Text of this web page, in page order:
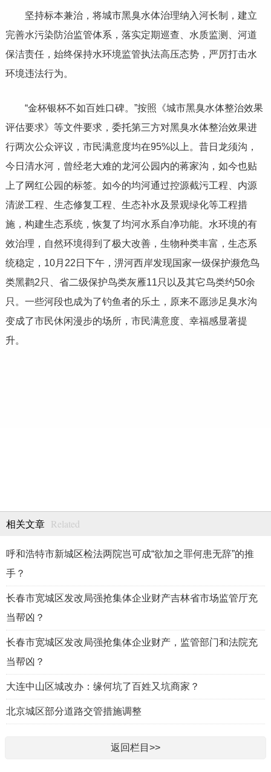
坚持标本兼治，将城市黑臭水体治理纳入河长制，建立
完善水污染防治监管体系，落实定期巡查、水质监测、河道
保洁责任，始终保持水环境监管执法高压态势，严厉打击水
环境违法行为。
“金杯银杯不如百姓口碑。”按照《城市黑臭水体整治效果
评估要求》等文件要求，委托第三方对黑臭水体整治效果进
行两次公众评议，市民满意度均在95%以上。昔日龙须沟，
今日清水河，曾经老大难的龙河公园内的蒋家沟，如今也贴
上了网红公园的标签。如今的均河通过控源截污工程、内源
清淤工程、生态修复工程、生态补水及景观绿化等工程措
施，构建生态系统，恢复了均河水系自净功能。水环境的有
效治理，自然环境得到了极大改善，生物种类丰富，生态系
统稳定，10月22日下午，淠河西岸发现国家一级保护濒危鸟
类黑鹳2只、省二级保护鸟类灰雁11只以及其它鸟类约50余
只。一些河段也成为了钓鱼者的乐土，原来不愿涉足臭水沟
变成了市民休闲漫步的场所，市民满意度、幸福感显著提
升。
相关文章 Related
呼和浩特市新城区检法两院岂可成“欲加之罪何患无辞”的推
手？
长春市宽城区发改局强抢集体企业财产吉林省市场监管厅充
当帮凶？
长春市宽城区发改局强抢集体企业财产，监管部门和法院充
当帮凶？
大连中山区城改办：缘何坑了百姓又坑商家？
北京城区部分道路交管措施调整
返回栏目>>